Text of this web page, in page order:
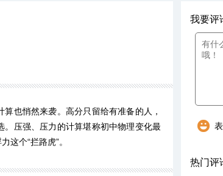
也悄然来袭。高分只留给有准备的人，
压强、压力的计算堪称初中物理变化最
这个“拦路虎”。
我要评
热门评